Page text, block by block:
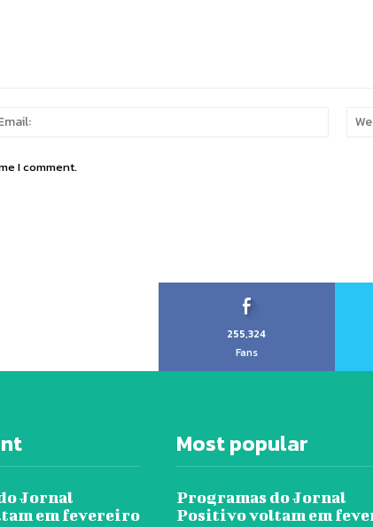
Email:
I comment.
255,324
Fans
Jornal
em fevereiro
Most popular
Programas do Jornal
Positivo voltam em